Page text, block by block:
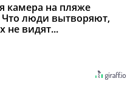
камера на пляже
люди вытворяют,
не видят...